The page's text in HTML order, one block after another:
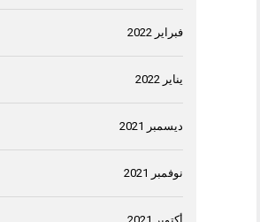
فبراير 2022
يناير 2022
ديسمبر 2021
نوفمبر 2021
أكتوبر 2021